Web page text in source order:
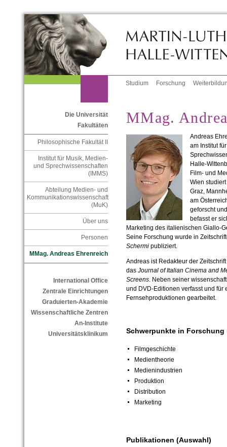
Studium Forschung
Die Universität
Fakultäten
Philosophische Fakultät II
Institut für Musik, Medien-
und Sprechwissenschaften
(IMMS)
Abteilung Medien- und
Kommunikationswissenschaft
(MuK)
Über uns
Personen
MMag. Andreas Ehrenreich
International Office
Zentrale Einrichtungen
Graduierten-Akademie
Wissenschaftliche Zentren
An-Institute
Universitätsklinikum
MMag.
Andreas
am Institut
Halle-
Film- und
Wien
Graz,
am
geforscht
befasst er
Marketing des italienischen Giallo-
Seine Forschung wurde in
Schermi publiziert.
Andreas ist Redakteur der Zeitschrift
das Journal of Italian Cinema and
Screens. Neben seiner
und DVD-Editionen verfasst und für
Fernsehproduktionen gearbeitet.
Schwerpunkte in Forschung
Filmgeschichte
Medientheorie
Medienindustrien
Produktion
Distribution
Marketing
Publikationen (Auswahl)